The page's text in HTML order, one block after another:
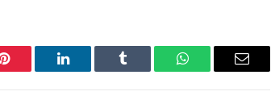
Pinterest LinkedIn Tumblr WhatsAppEmail